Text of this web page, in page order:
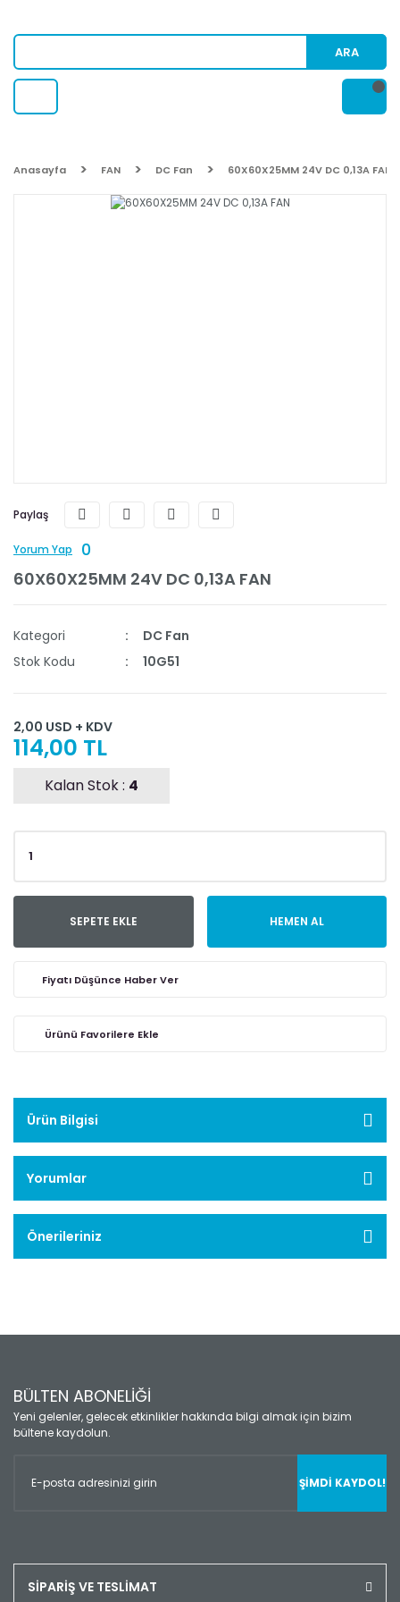
ARA
Anasayfa FAN DC Fan 60X60X25MM 24V DC 0,13A FAN
Paylaş
Yorum Yap
0
60X60X25MM 24V DC 0,13A FAN
Kategori
DC Fan
Stok Kodu
10G51
2,00 USD + KDV
114,00 TL
Kalan Stok : 4
SEPETE EKLE HEMEN AL
Fiyatı Düşünce Haber Ver
Ürün Bilgisi
Yorumlar
Önerileriniz
BÜLTEN ABONELİĞİ
Yeni gelenler, gelecek etkinlikler hakkında bilgi almak için bizim
bültene kaydolun.
ŞİMDİ KAYDOL!
SİPARİŞ VE TESLİMAT